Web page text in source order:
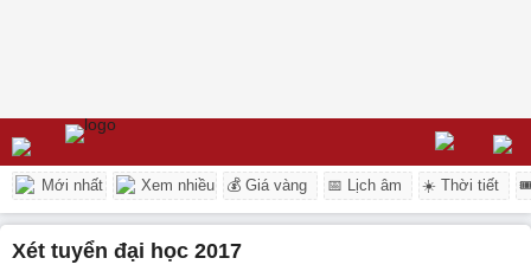
Mới nhất Xem nhiều 💰 Giá vàng 📅 Lịch âm ☀️ Thời tiết
xét tuyển đại học 2017